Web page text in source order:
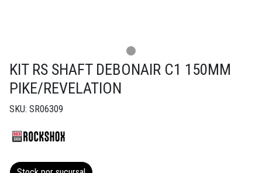
KIT RS SHAFT DEBONAIR C1 150MM
PIKE/REVELATION
SKU: SR06309